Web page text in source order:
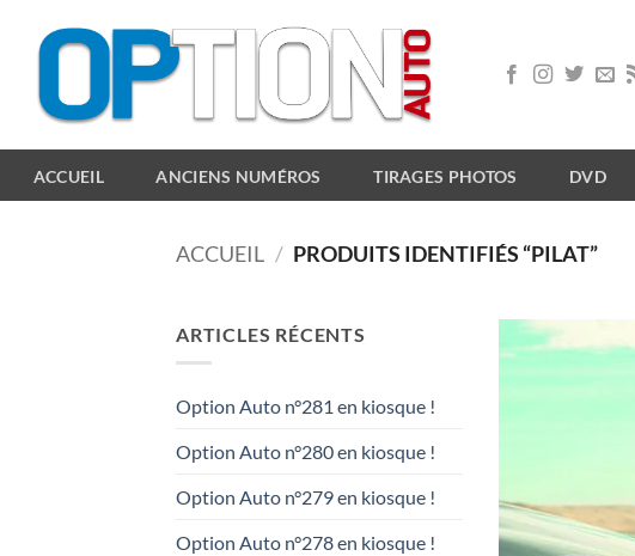
ACCUEIL ANCIENS NUMÉROS TIRAGES PHOTOS DVD
ACCUEIL / PRODUITS IDENTIFIÉS “PILAT”
ARTICLES RÉCENTS
Option Auto n°281 en kiosque !
Option Auto n°280 en kiosque !
Option Auto n°279 en kiosque !
Option Auto n°278 en kiosque !